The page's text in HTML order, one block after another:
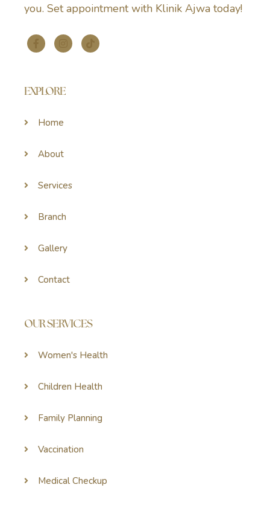
you. Set appointment with Klinik Ajwa today!
EXPLORE
Home
About
Services
Branch
Gallery
Contact
OUR SERVICES
Women's Health
Children Health
Family Planning
Vaccination
Medical Checkup